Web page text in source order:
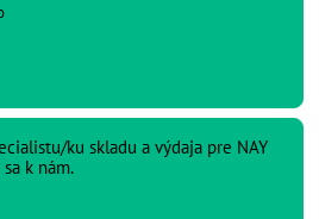
ku skladu a výdaja pre NAY
k nám.